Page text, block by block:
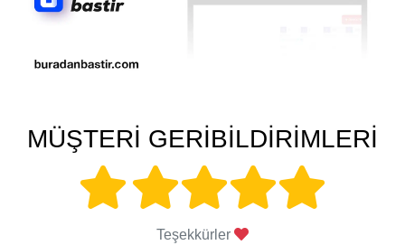
MÜŞTERİ GERİBİLDİRİMLERİ
Teşekkürler